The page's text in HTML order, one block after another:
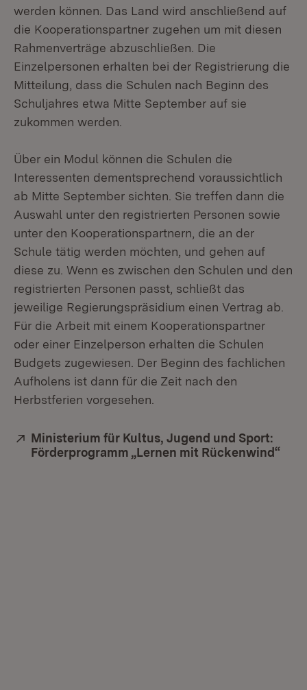
werden können. Das Land wird anschließend auf
die Kooperationspartner zugehen um mit diesen
Rahmenverträge abzuschließen. Die
Einzelpersonen erhalten bei der Registrierung die
Mitteilung, dass die Schulen nach Beginn des
Schuljahres etwa Mitte September auf sie
zukommen werden.
Über ein Modul können die Schulen die
Interessenten dementsprechend voraussichtlich
ab Mitte September sichten. Sie treffen dann die
Auswahl unter den registrierten Personen sowie
unter den Kooperationspartnern, die an der
Schule tätig werden möchten, und gehen auf
diese zu. Wenn es zwischen den Schulen und den
registrierten Personen passt, schließt das
jeweilige Regierungspräsidium einen Vertrag ab.
Für die Arbeit mit einem Kooperationspartner
oder einer Einzelperson erhalten die Schulen
Budgets zugewiesen. Der Beginn des fachlichen
Aufholens ist dann für die Zeit nach den
Herbstferien vorgesehen.
Extern:
Ministerium für Kultus, Jugend und Sport:
Förderprogramm „Lernen mit Rückenwind“